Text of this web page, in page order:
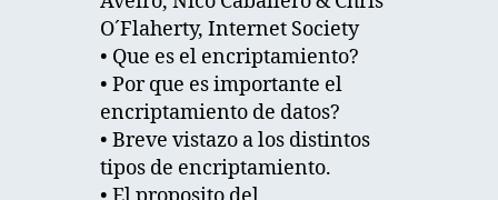
O´Flaherty, Internet Society
• Que es el encriptamiento?
• Por que es importante el
encriptamiento de datos?
• Breve vistazo a los distintos
tipos de encriptamiento.